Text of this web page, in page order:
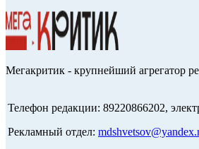
Мегакритик - крупнейший агрегатор
Телефон редакции: 89220866202,
Рекламный отдел: